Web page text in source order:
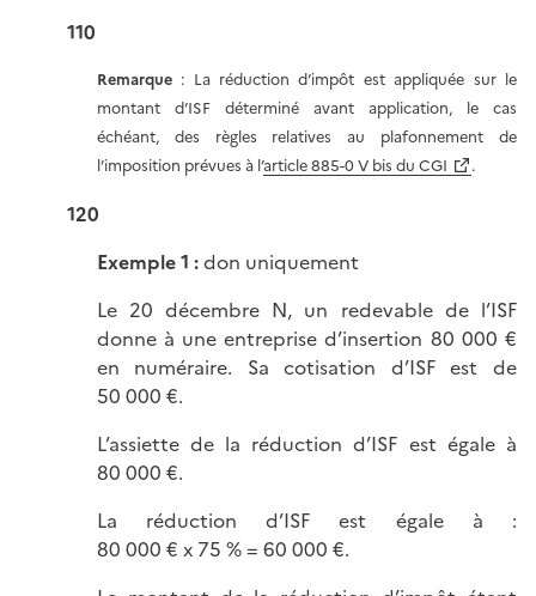
110
Remarque: La réduction d’impôt est appliquée sur le
montant d’ISF déterminé avant application, le cas
échéant, des règles relatives au plafonnement de
l’imposition prévues à l’article 885-0 V bis du CGI .
120
Exemple 1 :don uniquement
Le 20 décembre N, un redevable de l’ISF
donne à une entreprise d’insertion 80 000 €
en numéraire. Sa cotisation d’ISF est de
50 000 €.
L’assiette de la réduction d’ISF est égale à
80 000 €.
La réduction d’ISF est égale à :
80 000 € x 75 % = 60 000 €.